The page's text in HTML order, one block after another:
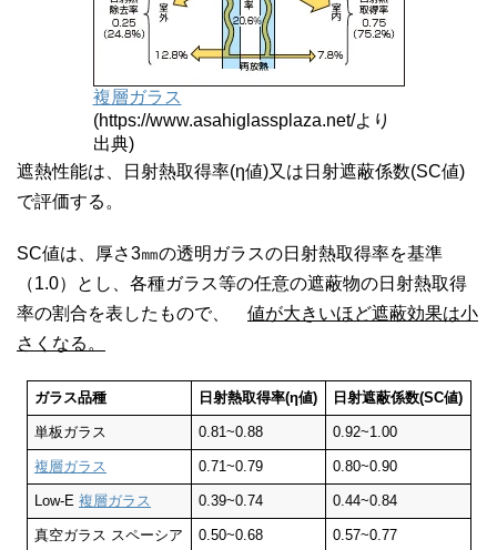
複層ガラス
(https://www.asahiglassplaza.net/より
出典)
遮熱性能は、日射熱取得率(η値)又は日射遮蔽係数(SC値)
で評価する。
SC値は、厚さ3㎜の透明ガラスの日射熱取得率を基準
（1.0）とし、各種ガラス等の任意の遮蔽物の日射熱取得
率の割合を表したもので、 値が大きいほど遮蔽効果は小
さくなる。
ガラス品種 日射熱取得率(η値) 日射遮蔽係数(SC値)
単板ガラス 0.81~0.88 0.92~1.00
複層ガラス 0.71~0.79 0.80~0.90
Low-E 複層ガラス 0.39~0.74 0.44~0.84
真空ガラス スペーシア 0.50~0.68 0.57~0.77